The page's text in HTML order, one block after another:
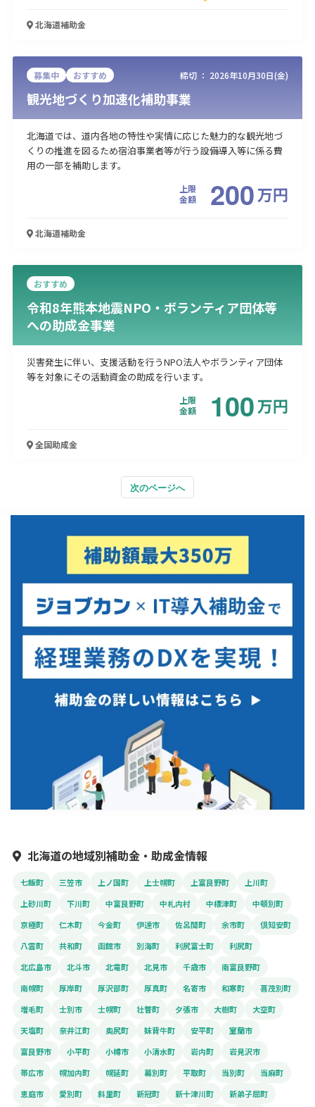
北海道補助金
募集中 おすすめ 締切 ： 2026年10月30日(金)
観光地づくり加速化補助事業
北海道では、道内各地の特性や実情に応じた魅力的な観光地づ
くりの推進を図るため宿泊事業者等が行う設備導入等に係る費
用の一部を補助します。
上限
金額
200万円
北海道補助金
おすすめ
令和8年熊本地震NPO・ボランティア団体等
への助成金事業
災害発生に伴い、支援活動を行うNPO法人やボランティア団体
等を対象にその活動資金の助成を行います。
上限
金額
100万円
全国助成金
次のページへ
北海道の地域別補助金・助成金情報
七飯町 三笠市 上ノ国町 上士幌町 上富良野町
上川町
上砂川町
下川町 中富良野町 中札内村 中標津町
中頓別町
京極町
仁木町 今金町 伊達市 佐呂間町 余市町
倶知安町
八雲町
共和町 函館市 別海町 利尻富士町
利尻町
北広島市
北斗市 北竜町 北見市 千歳市
南富良野町
南幌町
厚岸町 厚沢部町 厚真町 名寄市 和寒町
喜茂別町
増毛町
士別市 士幌町 壮瞥町 夕張市 大樹町
大空町
天塩町
奈井江町 奥尻町 妹背牛町 安平町
室蘭市
富良野市
小平町 小樽市 小清水町 岩内町
岩見沢市
帯広市
幌加内町 幌延町 幕別町 平取町 当別町
当麻町
恵庭市
愛別町 斜里町 新冠町 新十津川町
新弟子屈町